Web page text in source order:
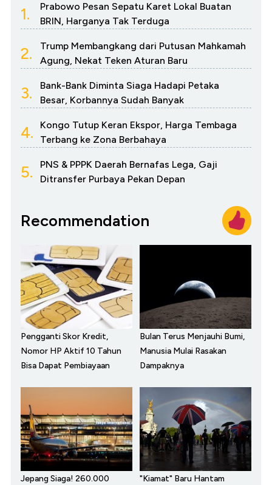
1.
Prabowo Pesan Sepatu Karet Lokal Buatan
BRIN, Harganya Tak Terduga
2.
Trump Membangkang dari Putusan Mahkamah
Agung, Nekat Teken Aturan Baru
3.
Bank-Bank Diminta Siaga Hadapi Petaka
Besar, Korbannya Sudah Banyak
4.
Kongo Tutup Keran Ekspor, Harga Tembaga
Terbang ke Zona Berbahaya
5.
PNS & PPPK Daerah Bernafas Lega, Gaji
Ditransfer Purbaya Pekan Depan
Recommendation
Pengganti Skor Kredit,
Nomor HP Aktif 10 Tahun
Bisa Dapat Pembiayaan
Bulan Terus Menjauhi Bumi,
Manusia Mulai Rasakan
Dampaknya
Jepang Siaga! 260.000
"Kiamat" Baru Hantam